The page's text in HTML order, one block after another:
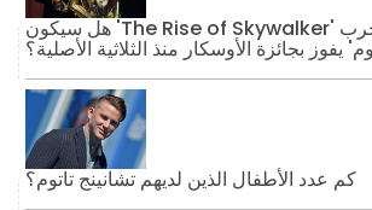
هل سيكون 'The Rise of Skywalker' أول فيلم من 'حرب
يفوز بجائزة الأوسكار منذ الثلاثية الأصلية؟
كم عدد الأطفال الذين لديهم تشانينج تاتوم؟